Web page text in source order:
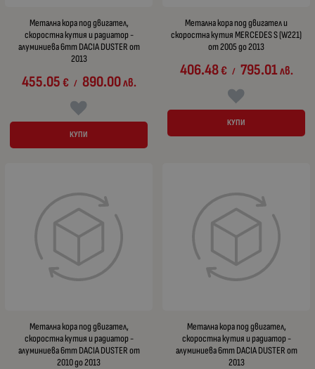
Метална кора под двигател,
скоростна кутия и радиатор -
алуминиева 6mm DACIA DUSTER от
2013
455.05€ / 890.00лв.
КУПИ
Метална кора под двигател и
скоростна кутия MERCEDES S (W221)
от 2005 до 2013
406.48€ / 795.01лв.
КУПИ
Метална кора под двигател,
скоростна кутия и радиатор -
алуминиева 6mm DACIA DUSTER от
2010 до 2013
Метална кора под двигател,
скоростна кутия и радиатор -
алуминиева 6mm DACIA DUSTER от
2013